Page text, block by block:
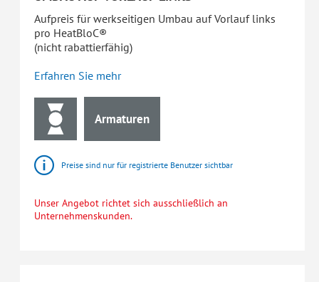
Aufpreis für werkseitigen Umbau auf Vorlauf links
pro HeatBloC®
(nicht rabattierfähig)
Erfahren Sie mehr
Armaturen
Preise sind nur für registrierte Benutzer sichtbar
Unser Angebot richtet sich ausschließlich an
Unternehmenskunden.